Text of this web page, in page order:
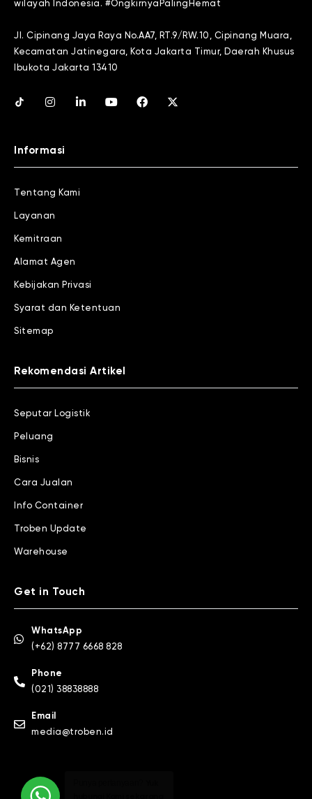
wilayah Indonesia. #OngkirnyaPalingHemat
Jl. Cipinang Jaya Raya No.AA7, RT.9/RW.10, Cipinang Muara,
Kecamatan Jatinegara, Kota Jakarta Timur, Daerah Khusus
Ibukota Jakarta 13410
Informasi
Tentang Kami
Layanan
Kemitraan
Alamat Agen
Kebijakan Privasi
Syarat dan Ketentuan
Sitemap
Rekomendasi Artikel
Seputar Logistik
Peluang
Bisnis
Cara Jualan
Info Container
Troben Update
Warehouse
Get in Touch
WhatsApp
(+62) 8777 6668 828
Phone
(021) 38838888
Email
media@troben.id